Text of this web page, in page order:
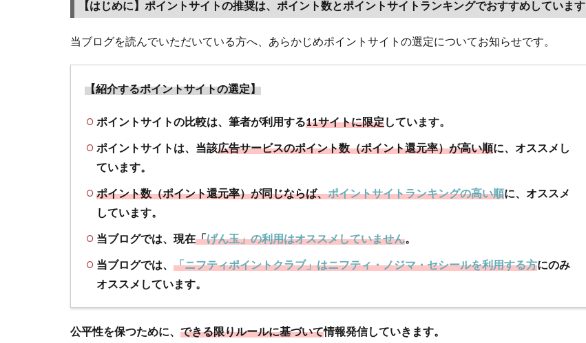
め度
1.1
に】
ント
サイ
推奨
は、
ポイ
数と
ポイ
サイ
トラ
ンキ
【はじめに】ポイントサイトの推奨は、ポイント数とポイントサイトランキングでおすすめしています
当ブログを読んでいただいている方へ、あらかじめポイントサイトの選定についてお知らせです。
【紹介するポイントサイトの選定】
ポイントサイトの比較は、筆者が利用する11サイトに限定しています。
ポイントサイトは、当該広告サービスのポイント数（ポイント還元率）が高い順に、オススメし
ています。
ポイント数（ポイント還元率）が同じならば、ポイントサイトランキングの高い順に、オススメ
しています。
当ブログでは、現在「げん玉」の利用はオススメしていません。
当ブログでは、 「ニフティポイントクラブ」はニフティ・ノジマ・セシールを利用する方にのみ
オススメしています。
公平性を保つために、 できる限りルールに基づいて情報発信していきます。